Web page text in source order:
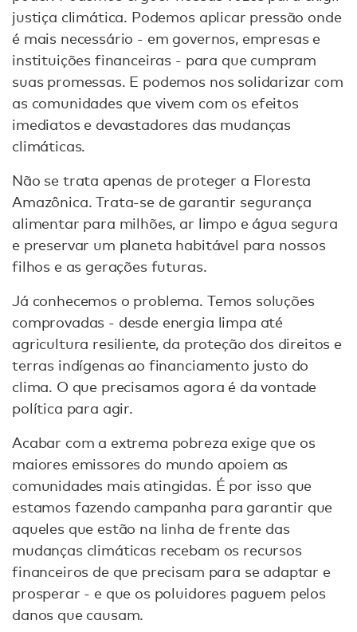
justiça climática. Podemos aplicar pressão onde
é mais necessário - em governos, empresas e
instituições financeiras - para que cumpram
suas promessas. E podemos nos solidarizar com
as comunidades que vivem com os efeitos
imediatos e devastadores das mudanças
climáticas.
Não se trata apenas de proteger a Floresta
Amazônica. Trata-se de garantir segurança
alimentar para milhões, ar limpo e água segura
e preservar um planeta habitável para nossos
filhos e as gerações futuras.
Já conhecemos o problema. Temos soluções
comprovadas - desde energia limpa até
agricultura resiliente, da proteção dos direitos e
terras indígenas ao financiamento justo do
clima. O que precisamos agora é da vontade
política para agir.
Acabar com a extrema pobreza exige que os
maiores emissores do mundo apoiem as
comunidades mais atingidas. É por isso que
estamos fazendo campanha para garantir que
aqueles que estão na linha de frente das
mudanças climáticas recebam os recursos
financeiros de que precisam para se adaptar e
prosperar - e que os poluidores paguem pelos
danos que causam.